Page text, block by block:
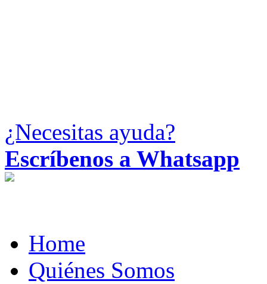
¿Necesitas ayuda?
Escríbenos a Whatsapp
Home
Quiénes Somos